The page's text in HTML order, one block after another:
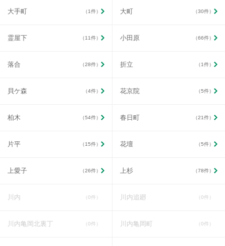
大手町 （1件） 大町 （30件）
霊屋下 （11件） 小田原 （66件）
落合 （28件） 折立 （1件）
貝ケ森 （4件） 花京院 （5件）
柏木 （54件） 春日町 （21件）
片平 （15件） 花壇 （5件）
上愛子 （26件） 上杉 （78件）
川内 （0件） 川内追廻 （0件）
川内亀岡北裏丁 （0件） 川内亀岡町 （0件）